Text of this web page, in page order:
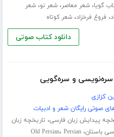
گویا،شعر معاصر،شعر نو،شعر
، فروغ فرخزاد،شعر کوتاه
دانلود کتاب صوتی
سره‌نویسی و سره‌گویی
کزازی
صوتی رایگان شعر و ادبیات
پیدایش زبان فارسی، تاریخچه زبان
باستان، Old Persian، Persian